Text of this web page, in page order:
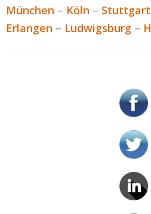
München – Köln – Stuttgart
Erlangen – Ludwigsburg –